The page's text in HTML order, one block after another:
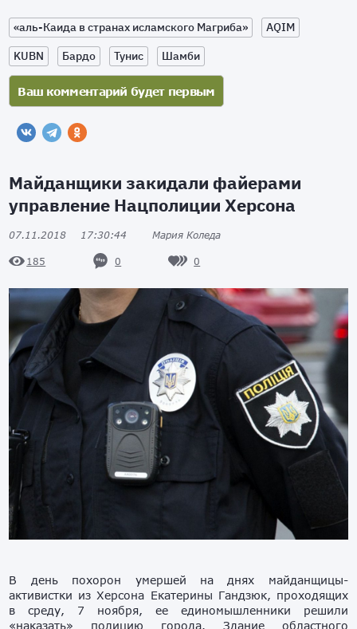
«аль-Каида в странах исламского Магриба»
AQIM
KUBN
Бардо Тунис Шамби
Майданщики закидали файерами
управление Нацполиции Херсона
07.11.2018 17:30:44 Мария Коледа
185 0 0
В день похорон умершей на днях майданщицы-
активистки из Херсона Екатерины Гандзюк, проходящих
в среду, 7 ноября, ее единомышленники решили
«наказать» полицию города. Здание областного